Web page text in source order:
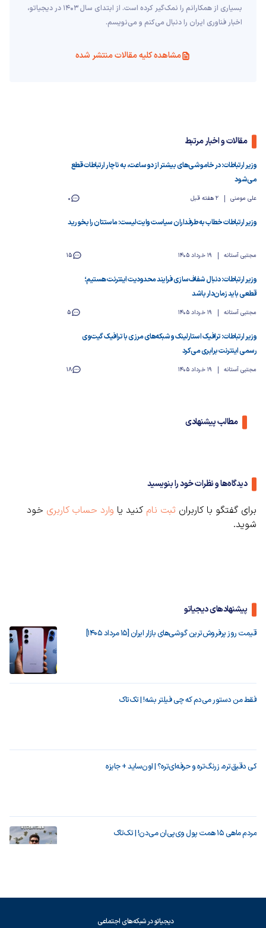
بسیاری از همکارانم را نمک‌گیر کرده است. از ابتدای سال ۱۴۰۳ در دیجیاتو،
اخبار فناوری ایران را دنبال می‌کنم و می‌نویسم.
مشاهده کلیه مقالات منتشر شده
مقالات و اخبار مرتبط
وزیر ارتباطات: در خاموشی‌های بیشتر از دو ساعت، به ناچار ارتباطات قطع
می‌شود
علی مومنی 2 هفته قبل 0
وزیر ارتباطات خطاب به طرفداران سیاست وایت‌لیست: ماستتان را بخورید
مجتبی آستانه 19 خرداد 1405 15
وزیر ارتباطات: دنبال شفاف‌سازی فرایند محدودیت اینترنت هستیم؛
قطعی باید زمان‌دار باشد
مجتبی آستانه 19 خرداد 1405 5
وزیر ارتباطات: ترافیک استارلینک و شبکه‌های مرزی با ترافیک گیت‌وی
رسمی اینترنت برابری می‌کرد
مجتبی آستانه 19 خرداد 1405 18
مطالب پیشنهادی
دیدگاه‌ها و نظرات خود را بنویسید
برای گفتگو با کاربران ثبت نام کنید یا وارد حساب کاربری خود
شوید.
پیشنهادهای دیجیاتو
قیمت روز پرفروش‌ترین گوشی‌های بازار ایران [15 مرداد 1405]
فقط من دستور می‌دم که چی فیلتر بشه! | تک‌تاک
کی دقیق‌تره، زرنگ‌تره و حرفه‌ای‌تره؟ | اون‌ساید + جایزه
مردم ماهی ۱۵ همت پول وی‌پی‌ان می‌دن! | تک‌تاک
دیجیاتو در شبکه‌های اجتماعی